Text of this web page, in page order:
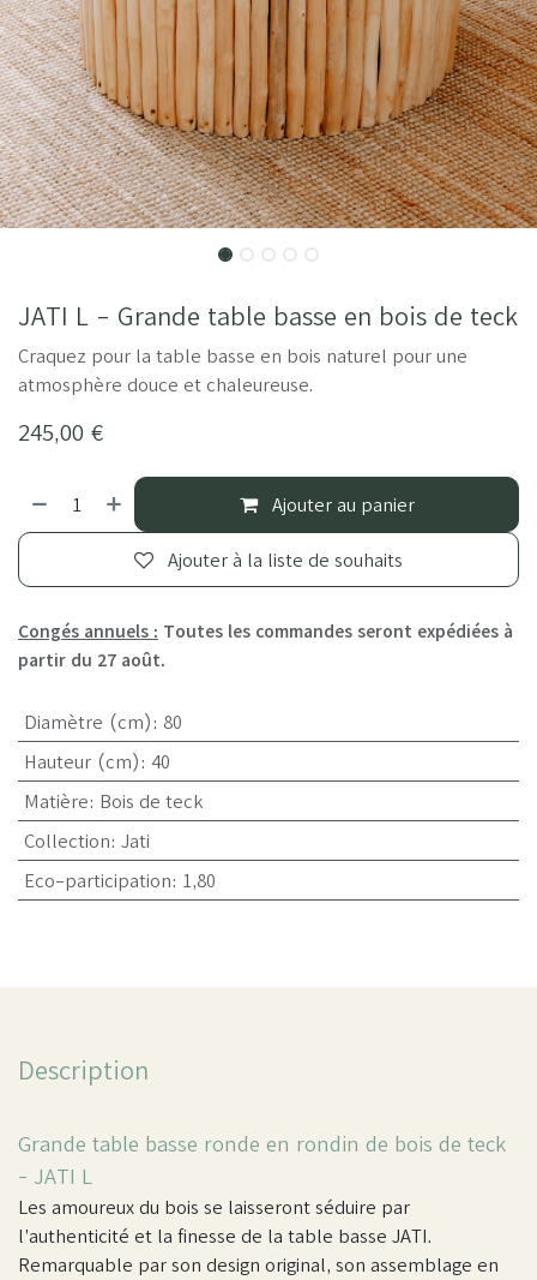
JATI L - Grande table basse en bois de teck
Craquez pour la table basse en bois naturel pour une
atmosphère douce et chaleureuse.
245,00 €
Ajouter au panier
Ajouter à la liste de souhaits
Congés annuels : Toutes les commandes seront expédiées à
partir du 27 août.
Diamètre (cm): 80
Hauteur (cm): 40
Matière: Bois de teck
Collection: Jati
Eco-participation: 1,80
Description
Grande table basse ronde en rondin de bois de teck
- JATI L
Les amoureux du bois se laisseront séduire par
l’authenticité et la finesse de la table basse JATI.
Remarquable par son design original, son assemblage en